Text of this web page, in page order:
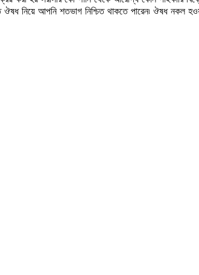
নিয়ে আপনি শতভাগ নিশ্চিত থাকতে পারেন৷ ঔষধ